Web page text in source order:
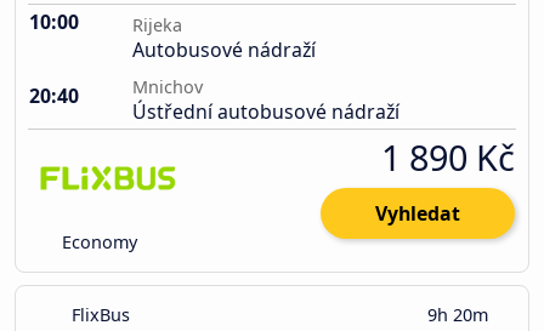
10:00 Rijeka
Autobusové nádraží
20:40
Mnichov
Ústřední autobusové nádraží
Economy
1 890 Kč
Vyhledat
FlixBus 9h 20m